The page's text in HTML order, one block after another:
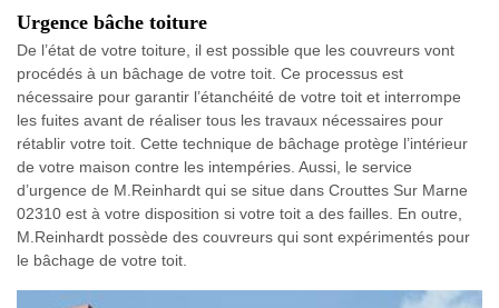
Urgence bâche toiture
De l’état de votre toiture, il est possible que les couvreurs vont
procédés à un bâchage de votre toit. Ce processus est
nécessaire pour garantir l’étanchéité de votre toit et interrompe
les fuites avant de réaliser tous les travaux nécessaires pour
rétablir votre toit. Cette technique de bâchage protège l’intérieur
de votre maison contre les intempéries. Aussi, le service
d’urgence de M.Reinhardt qui se situe dans Crouttes Sur Marne
02310 est à votre disposition si votre toit a des failles. En outre,
M.Reinhardt possède des couvreurs qui sont expérimentés pour
le bâchage de votre toit.